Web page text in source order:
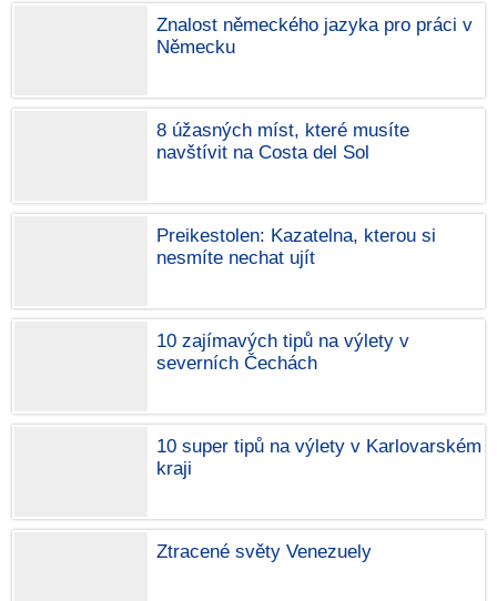
Znalost německého jazyka pro práci v
Německu
8 úžasných míst, které musíte
navštívit na Costa del Sol
Preikestolen: Kazatelna, kterou si
nesmíte nechat ujít
10 zajímavých tipů na výlety v
severních Čechách
10 super tipů na výlety v Karlovarském
kraji
Ztracené světy Venezuely